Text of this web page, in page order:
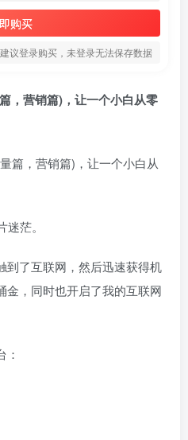
购买
建议登录购买，未登录无法保存数据
，营销篇)，让一个小白从零
茫。
到了互联网，然后迅速获得机
金，同时也开启了我的互联网